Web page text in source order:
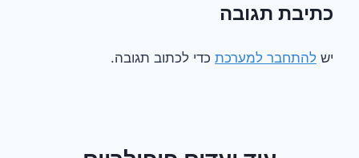
כתיבת תגובה
יש להתחבר למערכת כדי לכתוב תגובה.